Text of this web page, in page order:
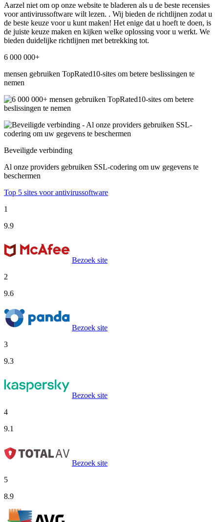
Aarzel niet om op onze website te bladeren als u de beste recensies
voor antivirussoftware wilt lezen. . Wij bieden de richtlijnen zodat u
de beste keuze voor u kunt maken! Het enige dat u hoeft te doen, is
de juiste keuze maken en kijken welke oplossing voor u werkt. We
bieden duidelijke richtlijnen met betrekking tot.
6 000 000+
mensen gebruiken TopRated10-sites om betere beslissingen te
nemen
Beveiligde verbinding
Al onze providers gebruiken SSL-codering om uw gegevens te
beschermen
Top 5 sites voor antivirussoftware
1
9.9
Bezoek site
2
9.6
Bezoek site
3
9.3
Bezoek site
4
9.1
Bezoek site
5
8.9